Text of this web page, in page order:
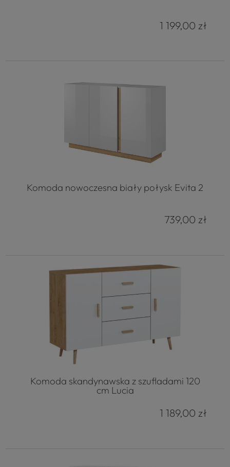
1 199,00 zł
Komoda nowoczesna biały połysk Evita 2
739,00 zł
Komoda skandynawska z szufladami 120
cm Lucia
1 189,00 zł